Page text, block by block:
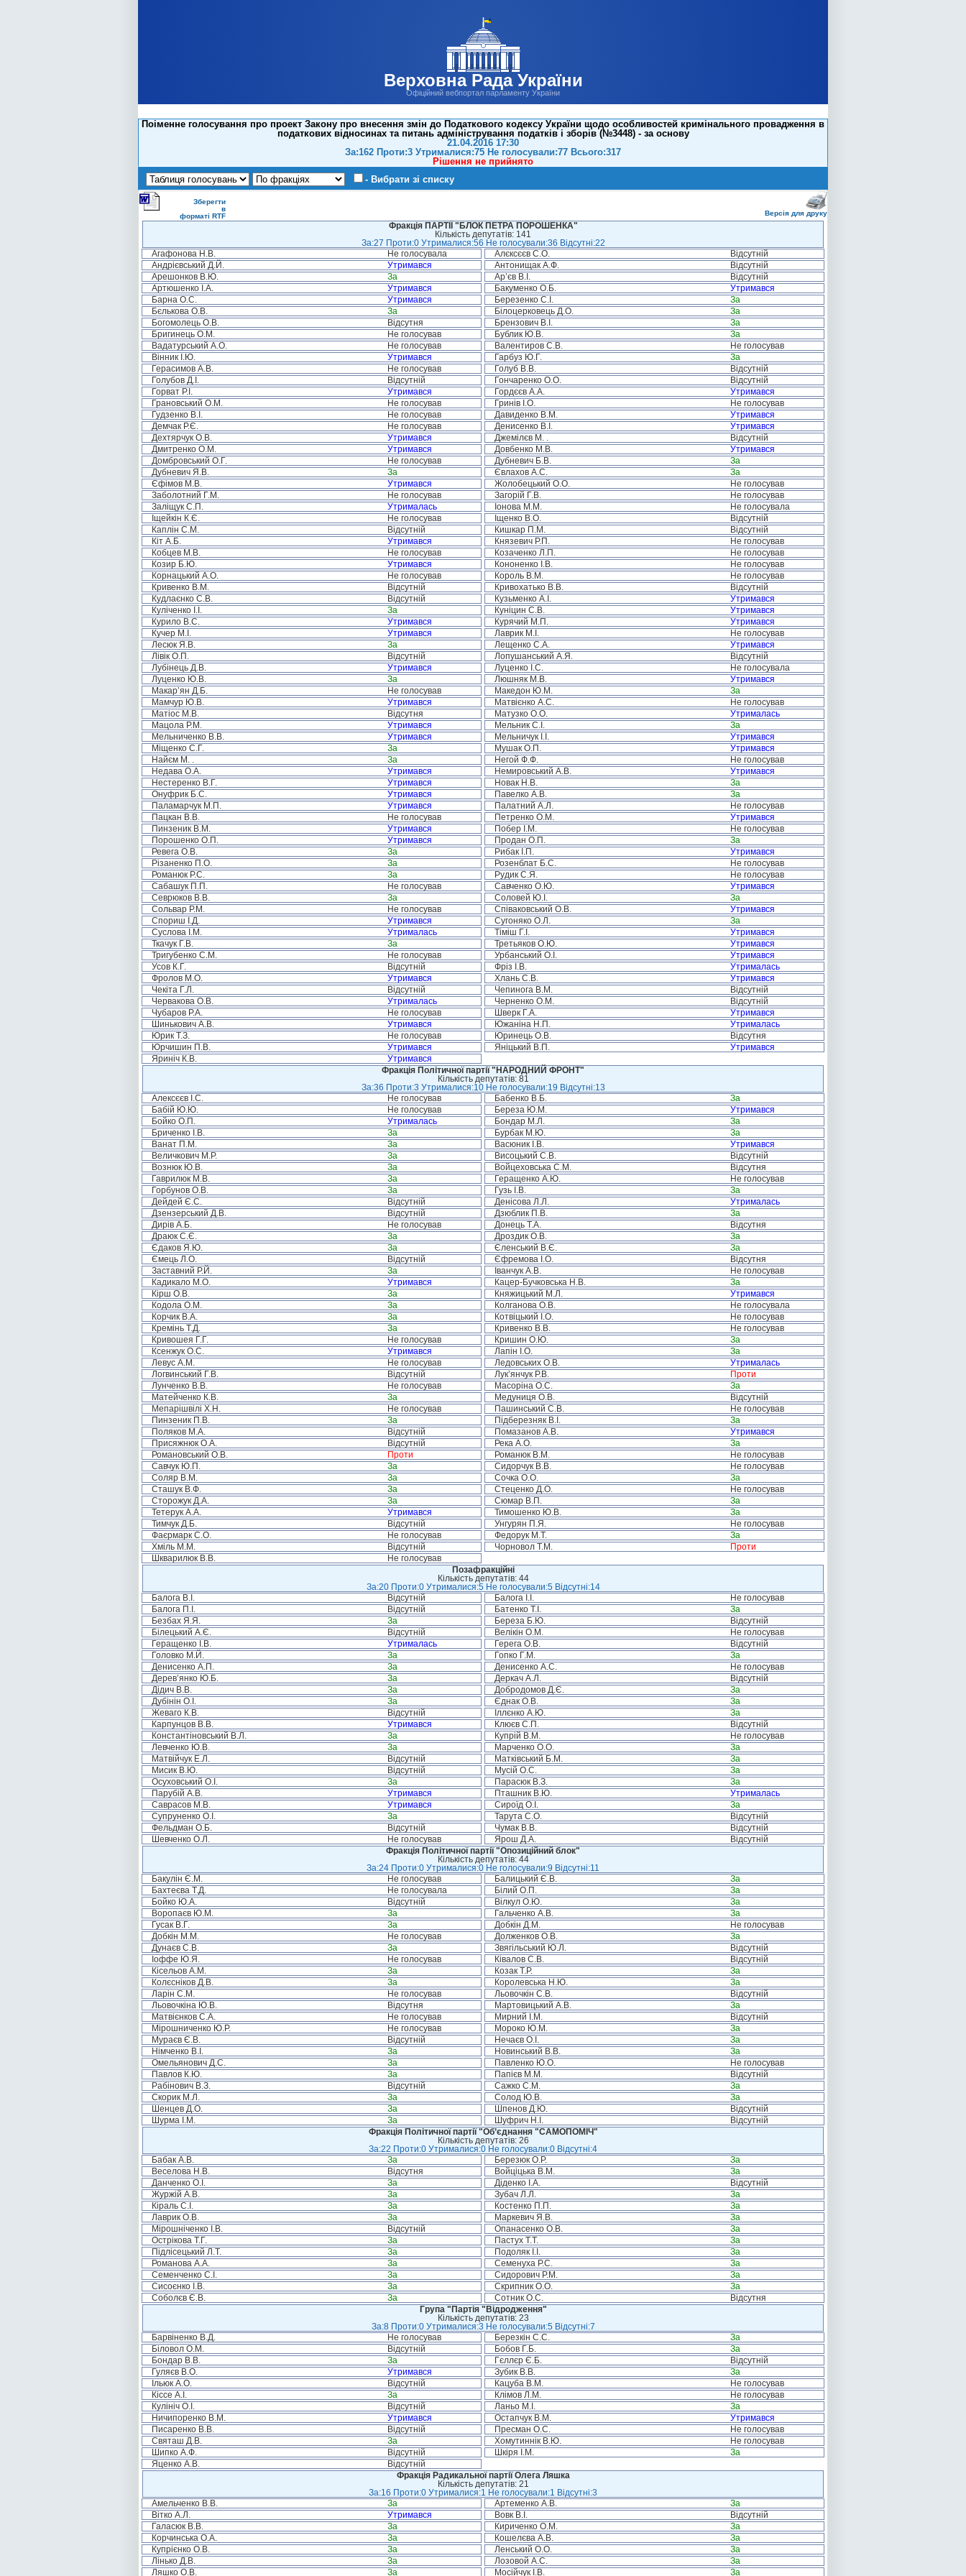
Верховна Рада України
Офіційний вебпортал парламенту України
Поіменне голосування про проект Закону про внесення змін до Податкового кодексу України щодо особливостей кримінального провадження в
податкових відносинах та питань адміністрування податків і зборів (№3448) - за основу
21.04.2016 17:30
За:162 Проти:3 Утрималися:75 Не голосували:77 Всього:317
Рішення не прийнято
- Вибрати зі списку
Зберегти
в
форматі RTF
Версія для друку
Фракція ПАРТІЇ "БЛОК ПЕТРА ПОРОШЕНКА"
Кількість депутатів: 141
За:27 Проти:0 Утрималися:56 Не голосували:36 Відсутні:22
Агафонова Н.В.
Не голосувала Алєксєєв С.О.
Відсутній
Андрієвський Д.Й.
Утримався Антонищак А.Ф.
Відсутній
Арешонков В.Ю.
За Ар’єв В.І.
Відсутній
Артюшенко І.А.
Утримався Бакуменко О.Б.
Утримався
Барна О.С.
Утримався Березенко С.І.
За
Бєлькова О.В.
За Білоцерковець Д.О.
За
Богомолець О.В.
Відсутня Брензович В.І.
За
Бригинець О.М.
Не голосував Бублик Ю.В.
За
Вадатурський А.О.
Не голосував Валентиров С.В.
Не голосував
Вінник І.Ю.
Утримався Гарбуз Ю.Г.
За
Герасимов А.В.
Не голосував Голуб В.В.
Відсутній
Голубов Д.І.
Відсутній Гончаренко О.О.
Відсутній
Горват Р.І.
Утримався Гордєєв А.А.
Утримався
Грановський О.М.
Не голосував Гринів І.О.
Не голосував
Гудзенко В.І.
Не голосував Давиденко В.М.
Утримався
Демчак Р.Є.
Не голосував Денисенко В.І.
Утримався
Дехтярчук О.В.
Утримався Джемілєв М. .
Відсутній
Дмитренко О.М.
Утримався Довбенко М.В.
Утримався
Домбровський О.Г.
Не голосував Дубневич Б.В.
За
Дубневич Я.В.
За Євлахов А.С.
За
Єфімов М.В.
Утримався Жолобецький О.О.
Не голосував
Заболотний Г.М.
Не голосував Загорій Г.В.
Не голосував
Заліщук С.П.
Утрималась Іонова М.М.
Не голосувала
Іщейкін К.Є.
Не голосував Іщенко В.О.
Відсутній
Каплін С.М.
Відсутній Кишкар П.М.
Відсутній
Кіт А.Б.
Утримався Князевич Р.П.
Не голосував
Кобцев М.В.
Не голосував Козаченко Л.П.
Не голосував
Козир Б.Ю.
Утримався Кононенко І.В.
Не голосував
Корнацький А.О.
Не голосував Король В.М.
Не голосував
Кривенко В.М.
Відсутній Кривохатько В.В.
Відсутній
Кудлаєнко С.В.
Відсутній Кузьменко А.І.
Утримався
Куліченко І.І.
За Куніцин С.В.
Утримався
Курило В.С.
Утримався Курячий М.П.
Утримався
Кучер М.І.
Утримався Лаврик М.І.
Не голосував
Лесюк Я.В.
За Лещенко С.А.
Утримався
Лівік О.П.
Відсутній Лопушанський А.Я.
Відсутній
Лубінець Д.В.
Утримався Луценко І.С.
Не голосувала
Луценко Ю.В.
За Люшняк М.В.
Утримався
Макар’ян Д.Б.
Не голосував Македон Ю.М.
За
Мамчур Ю.В.
Утримався Матвієнко А.С.
Не голосував
Матіос М.В.
Відсутня Матузко О.О.
Утрималась
Мацола Р.М.
Утримався Мельник С.І.
За
Мельниченко В.В.
Утримався Мельничук І.І.
Утримався
Міщенко С.Г.
За Мушак О.П.
Утримався
Найєм М. .
За Негой Ф.Ф.
Не голосував
Недава О.А.
Утримався Немировський А.В.
Утримався
Нестеренко В.Г.
Утримався Новак Н.В.
За
Онуфрик Б.С.
Утримався Павелко А.В.
За
Паламарчук М.П.
Утримався Палатний А.Л.
Не голосував
Пацкан В.В.
Не голосував Петренко О.М.
Утримався
Пинзеник В.М.
Утримався Побер І.М.
Не голосував
Порошенко О.П.
Утримався Продан О.П.
За
Ревега О.В.
За Рибак І.П.
Утримався
Різаненко П.О.
За Розенблат Б.С.
Не голосував
Романюк Р.С.
За Рудик С.Я.
Не голосував
Сабашук П.П.
Не голосував Савченко О.Ю.
Утримався
Севрюков В.В.
За Соловей Ю.І.
За
Сольвар Р.М.
Не голосував Співаковський О.В.
Утримався
Спориш І.Д.
Утримався Сугоняко О.Л.
За
Суслова І.М.
Утрималась Тіміш Г.І.
Утримався
Ткачук Г.В.
За Третьяков О.Ю.
Утримався
Тригубенко С.М.
Не голосував Урбанський О.І.
Утримався
Усов К.Г.
Відсутній Фріз І.В.
Утрималась
Фролов М.О.
Утримався Хлань С.В.
Утримався
Чекіта Г.Л.
Відсутній Чепинога В.М.
Відсутній
Червакова О.В.
Утрималась Черненко О.М.
Відсутній
Чубаров Р.А.
Не голосував Шверк Г.А.
Утримався
Шинькович А.В.
Утримався Южаніна Н.П.
Утрималась
Юрик Т.З.
Не голосував Юринець О.В.
Відсутня
Юрчишин П.В.
Утримався Яніцький В.П.
Утримався
Яриніч К.В.
Утримався
Фракція Політичної партії "НАРОДНИЙ ФРОНТ"
Кількість депутатів: 81
За:36 Проти:3 Утрималися:10 Не голосували:19 Відсутні:13
Алексєєв І.С.
Не голосував Бабенко В.Б.
За
Бабій Ю.Ю.
Не голосував Береза Ю.М.
Утримався
Бойко О.П.
Утрималась Бондар М.Л.
За
Бриченко І.В.
За Бурбак М.Ю.
За
Ванат П.М.
За Васюник І.В.
Утримався
Величкович М.Р.
За Висоцький С.В.
Відсутній
Вознюк Ю.В.
За Войцеховська С.М.
Відсутня
Гаврилюк М.В.
За Геращенко А.Ю.
Не голосував
Горбунов О.В.
За Гузь І.В.
За
Дейдей Є.С.
Відсутній Денісова Л.Л.
Утрималась
Дзензерський Д.В.
Відсутній Дзюблик П.В.
За
Дирів А.Б.
Не голосував Донець Т.А.
Відсутня
Драюк С.Є.
За Дроздик О.В.
За
Єдаков Я.Ю.
За Єленський В.Є.
За
Ємець Л.О.
Відсутній Єфремова І.О.
Відсутня
Заставний Р.Й.
За Іванчук А.В.
Не голосував
Кадикало М.О.
Утримався Кацер-Бучковська Н.В.
За
Кірш О.В.
За Княжицький М.Л.
Утримався
Кодола О.М.
За Колганова О.В.
Не голосувала
Корчик В.А.
За Котвіцький І.О.
Не голосував
Кремінь Т.Д.
За Кривенко В.В.
Не голосував
Кривошея Г.Г.
Не голосував Кришин О.Ю.
За
Ксенжук О.С.
Утримався Лапін І.О.
За
Левус А.М.
Не голосував Ледовських О.В.
Утрималась
Логвинський Г.В.
Відсутній Лук’янчук Р.В.
Проти
Лунченко В.В.
Не голосував Масоріна О.С.
За
Матейченко К.В.
За Медуниця О.В.
Відсутній
Мепарішвілі Х.Н.
Не голосував Пашинський С.В.
Не голосував
Пинзеник П.В.
За Підберезняк В.І.
За
Поляков М.А.
Відсутній Помазанов А.В.
Утримався
Присяжнюк О.А.
Відсутній Река А.О.
За
Романовський О.В.
Проти Романюк В.М.
Не голосував
Савчук Ю.П.
За Сидорчук В.В.
Не голосував
Соляр В.М.
За Сочка О.О.
За
Сташук В.Ф.
За Стеценко Д.О.
Не голосував
Сторожук Д.А.
За Сюмар В.П.
За
Тетерук А.А.
Утримався Тимошенко Ю.В.
За
Тимчук Д.Б.
Відсутній Унгурян П.Я.
Не голосував
Фаєрмарк С.О.
Не голосував Федорук М.Т.
За
Хміль М.М.
Відсутній Чорновол Т.М.
Проти
Шкварилюк В.В.
Не голосував
Позафракційні
Кількість депутатів: 44
За:20 Проти:0 Утрималися:5 Не голосували:5 Відсутні:14
Балога В.І.
Відсутній Балога І.І.
Не голосував
Балога П.І.
Відсутній Батенко Т.І.
За
Безбах Я.Я.
За Береза Б.Ю.
Відсутній
Білецький А.Є.
Відсутній Велікін О.М.
Не голосував
Геращенко І.В.
Утрималась Герега О.В.
Відсутній
Головко М.Й.
За Гопко Г.М.
За
Денисенко А.П.
За Денисенко А.С.
Не голосував
Дерев’янко Ю.Б.
За Деркач А.Л.
Відсутній
Дідич В.В.
За Добродомов Д.Є.
За
Дубінін О.І.
За Єднак О.В.
За
Жеваго К.В.
Відсутній Іллєнко А.Ю.
За
Карпунцов В.В.
Утримався Клюєв С.П.
Відсутній
Константіновський В.Л.
За Купрій В.М.
Не голосував
Левченко Ю.В.
За Марченко О.О.
За
Матвійчук Е.Л.
Відсутній Матківський Б.М.
За
Мисик В.Ю.
Відсутній Мусій О.С.
За
Осуховський О.І.
За Парасюк В.З.
За
Парубій А.В.
Утримався Пташник В.Ю.
Утрималась
Саврасов М.В.
Утримався Сироїд О.І.
За
Супруненко О.І.
За Тарута С.О.
Відсутній
Фельдман О.Б.
Відсутній Чумак В.В.
Відсутній
Шевченко О.Л.
Не голосував Ярош Д.А.
Відсутній
Фракція Політичної партії "Опозиційний блок"
Кількість депутатів: 44
За:24 Проти:0 Утрималися:0 Не голосували:9 Відсутні:11
Бакулін Є.М.
Не голосував Балицький Є.В.
За
Бахтеєва Т.Д.
Не голосувала Білий О.П.
За
Бойко Ю.А.
Відсутній Вілкул О.Ю.
За
Воропаєв Ю.М.
За Гальченко А.В.
За
Гусак В.Г.
За Добкін Д.М.
Не голосував
Добкін М.М.
Не голосував Долженков О.В.
За
Дунаєв С.В.
За Звягільський Ю.Л.
Відсутній
Іоффе Ю.Я.
Не голосував Ківалов С.В.
Відсутній
Кісельов А.М.
За Козак Т.Р.
За
Колєсніков Д.В.
За Королевська Н.Ю.
За
Ларін С.М.
Не голосував Льовочкін С.В.
Відсутній
Льовочкіна Ю.В.
Відсутня Мартовицький А.В.
За
Матвієнков С.А.
Не голосував Мирний І.М.
Відсутній
Мірошниченко Ю.Р.
Не голосував Мороко Ю.М.
За
Мураєв Є.В.
Відсутній Нечаєв О.І.
За
Німченко В.І.
За Новинський В.В.
За
Омельянович Д.С.
За Павленко Ю.О.
Не голосував
Павлов К.Ю.
За Папієв М.М.
Відсутній
Рабінович В.З.
Відсутній Сажко С.М.
За
Скорик М.Л.
За Солод Ю.В.
За
Шенцев Д.О.
За Шпенов Д.Ю.
Відсутній
Шурма І.М.
За Шуфрич Н.І.
Відсутній
Фракція Політичної партії "Об’єднання "САМОПОМІЧ"
Кількість депутатів: 26
За:22 Проти:0 Утрималися:0 Не голосували:0 Відсутні:4
Бабак А.В.
За Березюк О.Р.
За
Веселова Н.В.
Відсутня Войціцька В.М.
За
Данченко О.І.
За Діденко І.А.
Відсутній
Журжій А.В.
За Зубач Л.Л.
За
Кіраль С.І.
За Костенко П.П.
За
Лаврик О.В.
За Маркевич Я.В.
За
Мірошніченко І.В.
Відсутній Опанасенко О.В.
За
Острікова Т.Г.
За Пастух Т.Т.
За
Підлісецький Л.Т.
За Подоляк І.І.
За
Романова А.А.
За Семенуха Р.С.
За
Семенченко С.І.
За Сидорович Р.М.
За
Сисоєнко І.В.
За Скрипник О.О.
За
Соболєв Є.В.
За Сотник О.С.
Відсутня
Група "Партія "Відродження"
Кількість депутатів: 23
За:8 Проти:0 Утрималися:3 Не голосували:5 Відсутні:7
Барвіненко В.Д.
Не голосував Березкін С.С.
За
Біловол О.М.
Відсутній Бобов Г.Б.
За
Бондар В.В.
За Гєллєр Є.Б.
Відсутній
Гуляєв В.О.
Утримався Зубик В.В.
За
Ільюк А.О.
Відсутній Кацуба В.М.
Не голосував
Кіссе А.І.
За Клімов Л.М.
Не голосував
Кулініч О.І.
Відсутній Ланьо М.І.
За
Ничипоренко В.М.
Утримався Остапчук В.М.
Утримався
Писаренко В.В.
Відсутній Пресман О.С.
Не голосував
Святаш Д.В.
За Хомутиннік В.Ю.
Не голосував
Шипко А.Ф.
Відсутній Шкіря І.М.
За
Яценко А.В.
Відсутній
Фракція Радикальної партії Олега Ляшка
Кількість депутатів: 21
За:16 Проти:0 Утрималися:1 Не голосували:1 Відсутні:3
Амельченко В.В.
За Артеменко А.В.
За
Вітко А.Л.
Утримався Вовк В.І.
Відсутній
Галасюк В.В.
За Кириченко О.М.
За
Корчинська О.А.
За Кошелєва А.В.
За
Купрієнко О.В.
За Ленський О.О.
За
Лінько Д.В.
За Лозовой А.С.
За
Ляшко О.В.
За Мосійчук І.В. За